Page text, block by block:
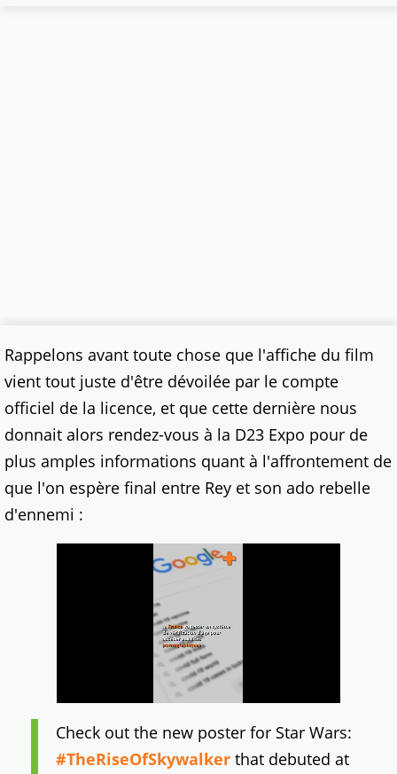
Rappelons avant toute chose que l'affiche du film
vient tout juste d'être dévoilée par le compte
officiel de la licence, et que cette dernière nous
donnait alors rendez-vous à la D23 Expo pour de
plus amples informations quant à l'affrontement de
que l'on espère final entre Rey et son ado rebelle
d'ennemi :
Check out the new poster for Star Wars:
#TheRiseOfSkywalker that debuted at